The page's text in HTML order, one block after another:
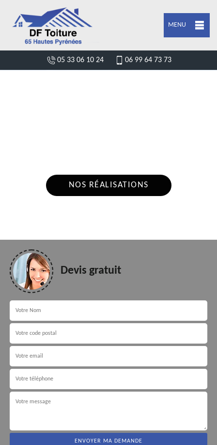
MENU
05 33 06 10 24 06 99 64 73 73
NOS RÉALISATIONS
Devis gratuit